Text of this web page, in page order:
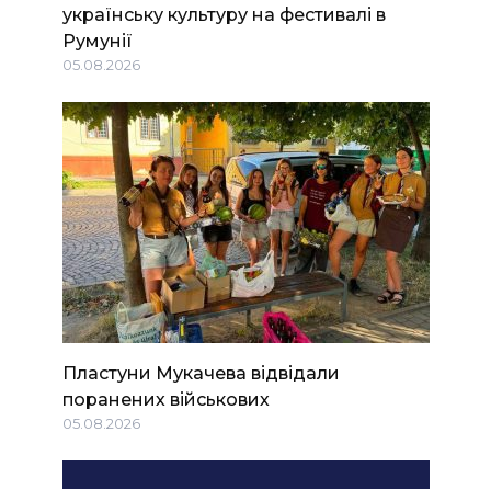
українську культуру на фестивалі в
Румунії
05.08.2026
Пластуни Мукачева відвідали
поранених військових
05.08.2026